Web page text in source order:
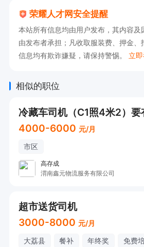
荣耀人才网安全提醒
本站所有信息均由用户发布，其内容及
由发布者承担；凡收取服装费、押金、
信息均有欺诈嫌疑，请保持警惕。 立
相似的职位
冷藏车司机（C1照4米2）要
4000-6000 元/月
市区
高存成
渭南鑫元物流服务有限公司
超市送货司机
3000-8000 元/月
大荔县 餐补 年终奖 免费